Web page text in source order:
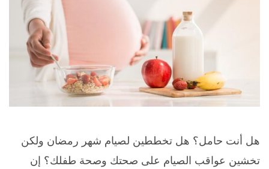
هل أنت حامل؟ هل تخططين لصيام شهر رمضان ولكن
تخشين عواقب الصيام على صحتك وصحة طفلك؟ إن